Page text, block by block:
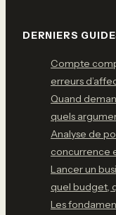
DERNIERS
Compte
erreurs
Quand
quels
Analyse de
concurrence
Lancer un
quel budget,
Les